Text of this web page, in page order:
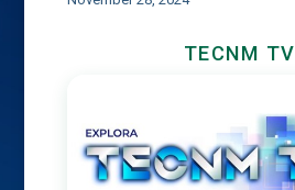
TECNM TV